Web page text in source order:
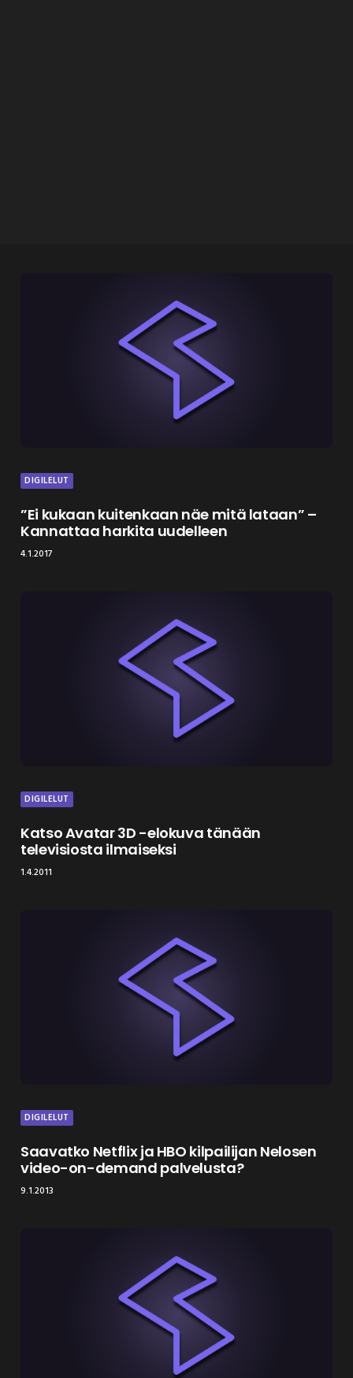
DIGILELUT
”Ei kukaan kuitenkaan näe mitä lataan” –
Kannattaa harkita uudelleen
4.1.2017
DIGILELUT
Katso Avatar 3D -elokuva tänään
televisiosta ilmaiseksi
1.4.2011
DIGILELUT
Saavatko Netflix ja HBO kilpailijan Nelosen
video-on-demand palvelusta?
9.1.2013